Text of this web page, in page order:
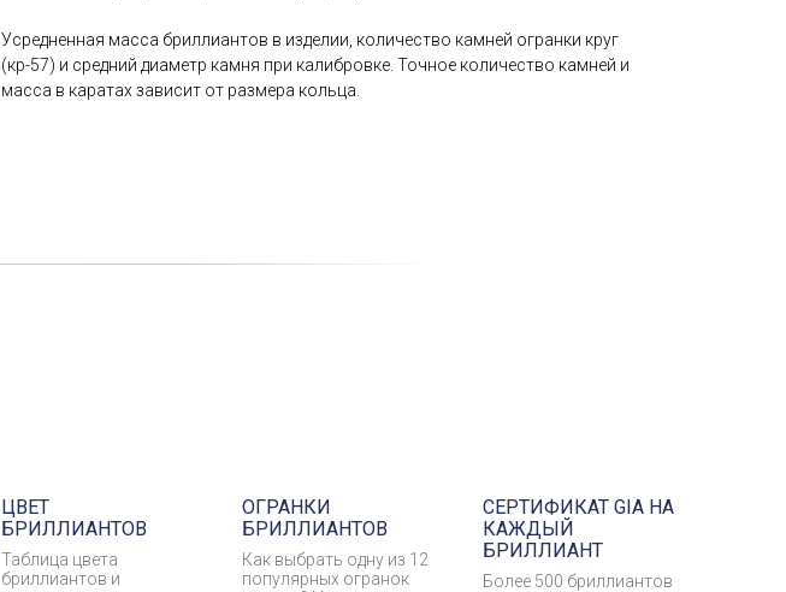
Усредненная масса бриллиантов в изделии, количество камней огранки круг
(кр-57) и средний диаметр камня при калибровке. Точное количество камней и
масса в каратах зависит от размера кольца.
ЦВЕТ
БРИЛЛИАНТОВ
Таблица цвета
бриллиантов и
ОГРАНКИ
БРИЛЛИАНТОВ
Как выбрать одну из 12
популярных огранок
СЕРТИФИКАТ GIA НА
КАЖДЫЙ
БРИЛЛИАНТ
Более 500 бриллиантов